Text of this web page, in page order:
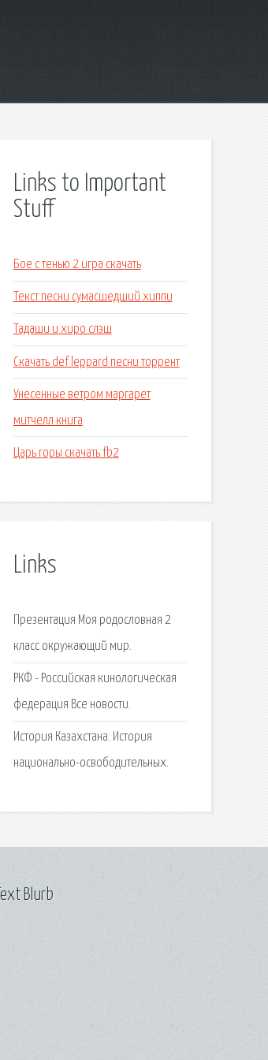
Links to Important
Stuff
Бое с тенью 2 игра скачать
Текст песни сумасшедший хиппи
Тадаши и хиро слэш
Скачать def leppard песни торрент
Унесенные ветром маргарет
митчелл книга
Царь горы скачать fb2
Links
Презентация Моя родословная 2
класс окружающий мир.
РКФ - Российская кинологическая
федерация Все новости.
История Казахстана. История
национально-освободительных.
Blurb